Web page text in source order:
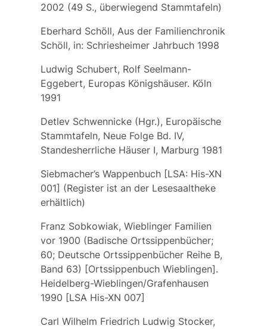
2002 (49 S., überwiegend Stammtafeln)
Eberhard Schöll, Aus der Familienchronik
Schöll, in: Schriesheimer Jahrbuch 1998
Ludwig Schubert, Rolf Seelmann-
Eggebert, Europas Königshäuser. Köln
1991
Detlev Schwennicke (Hgr.), Europäische
Stammtafeln, Neue Folge Bd. IV,
Standesherrliche Häuser I, Marburg 1981
Siebmacher’s Wappenbuch [LSA: His-XN
001] (Register ist an der Lesesaaltheke
erhältlich)
Franz Sobkowiak, Wieblinger Familien
vor 1900 (Badische Ortssippenbücher;
60; Deutsche Ortssippenbücher Reihe B,
Band 63) [Ortssippenbuch Wieblingen].
Heidelberg-Wieblingen/Grafenhausen
1990 [LSA His-XN 007]
Carl Wilhelm Friedrich Ludwig Stocker,